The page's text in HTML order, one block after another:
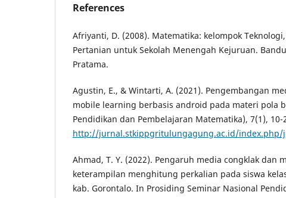
References
Afriyanti, D. (2008). Matematika: kelompok
Pertanian untuk Sekolah Menengah Kejuruan.
Pratama.
Agustin, E., & Wintarti, A. (2021). Pengembangan
mobile learning berbasis android pada materi pola
Pendidikan dan Pembelajaran Matematika), 7(1), 10-
http://jurnal.stkippgritulungagung.ac.id/index.php/
Ahmad, T. Y. (2022). Pengaruh media congklak dan
keterampilan menghitung perkalian pada siswa
kab. Gorontalo. In Prosiding Seminar Nasional